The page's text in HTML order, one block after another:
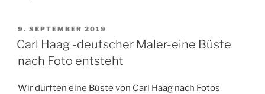
VERÖFFENTLICHT
AM
9. SEPTEMBER 2019
Carl Haag -deutscher Maler-eine Büste
nach Foto entsteht
Wir durften eine Büste von Carl Haag nach Fotos